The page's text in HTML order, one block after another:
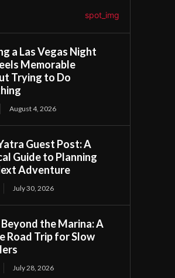
a Las Vegas Night
Memorable
Trying to Do
August 4, 2026
Guest Post: A
Guide to Planning
Adventure
July 30, 2026
the Marina: A
Road Trip for Slow
July 28, 2026